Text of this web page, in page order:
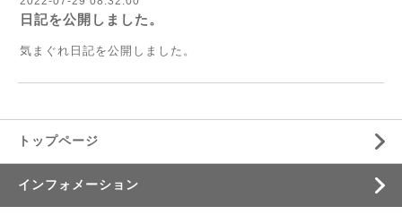
日記を公開しました。
気まぐれ日記を公開しました。
トップページ
インフォメーション